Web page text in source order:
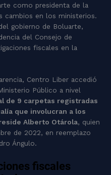
como presidenta de la
cambios en los ministerios.
gobierno de Boluarte,
del Consejo de
fiscales en la
Centro Liber accedió
Público a nivel
de 9 carpetas registradas
que involucran a los
Alberto Otárola, quien
de 2022, en reemplazo
Ángulo.